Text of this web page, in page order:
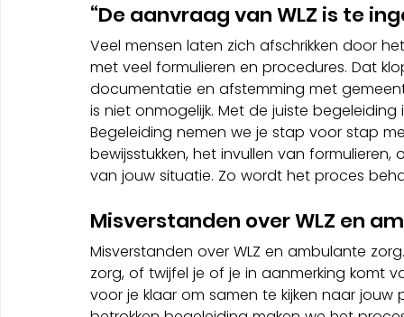
“De aanvraag van WLZ is te
Veel mensen laten zich afschrikken door
met veel formulieren en procedures. Dat
documentatie en afstemming met
is niet onmogelijk. Met de juiste
Begeleiding nemen we je stap voor stap
bewijsstukken, het invullen van
van jouw situatie. Zo wordt het proces
Misverstanden over WLZ en
Misverstanden over WLZ en ambulante
zorg, of twijfel je of je in aanmerking komt
voor je klaar om samen te kijken naar